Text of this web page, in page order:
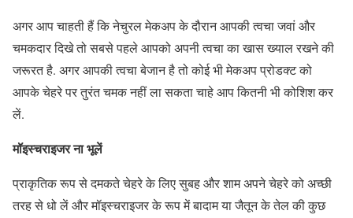
अगर आप चाहती हैं कि नेचुरल मेकअप के दौरान आपकी त्वचा जवां और
चमकदार दिखे तो सबसे पहले आपको अपनी त्वचा का खास ख्याल रखने की
जरूरत है. अगर आपकी त्वचा बेजान है तो कोई भी मेकअप प्रोडक्ट को
आपके चेहरे पर तुरंत चमक नहीं ला सकता चाहे आप कितनी भी कोशिश कर
लें.
मॉइस्चराइजर ना भूलें
प्राकृतिक रूप से दमकते चेहरे के लिए सुबह और शाम अपने चेहरे को अच्छी
तरह से धो लें और मॉइस्चराइजर के रूप में बादाम या जैतून के तेल की कुछ